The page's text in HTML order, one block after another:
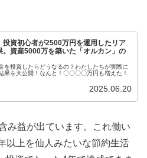
投資初心者が2500万円を運用したリア
。資産5000万を築いた「オルカン」の
を投資したらどうなるの？わたしたちが実際に
果を大公開！なんと！〇〇〇〇万円も増えた！
2025.06.20
み益が出ています。これ働い
以上を仙人みたいな節約生活